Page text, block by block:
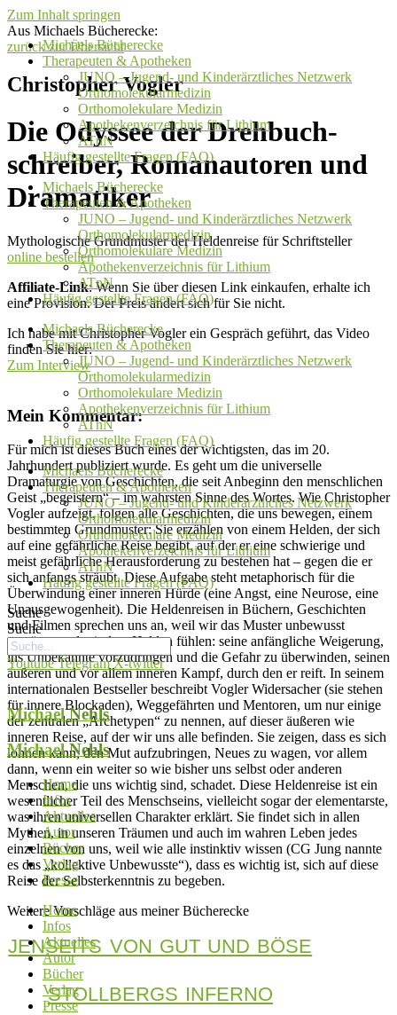
Zum Inhalt springen
Michaels Bücherecke
Therapeuten & Apotheken
JUNO – Jugend- und Kinderärztliches Netzwerk
Orthomolekularmedizin
Orthomolekulare Medizin
Apothekenverzeichnis für Lithium
ATnN
Häufig gestellte Fragen (FAQ)
Michaels Bücherecke
Therapeuten & Apotheken
JUNO – Jugend- und Kinderärztliches Netzwerk
Orthomolekularmedizin
Orthomolekulare Medizin
Apothekenverzeichnis für Lithium
ATnN
Häufig gestellte Fragen (FAQ)
Michaels Bücherecke
Therapeuten & Apotheken
JUNO – Jugend- und Kinderärztliches Netzwerk
Orthomolekularmedizin
Orthomolekulare Medizin
Apothekenverzeichnis für Lithium
ATnN
Häufig gestellte Fragen (FAQ)
Michaels Bücherecke
Therapeuten & Apotheken
JUNO – Jugend- und Kinderärztliches Netzwerk
Orthomolekularmedizin
Orthomolekulare Medizin
Apothekenverzeichnis für Lithium
ATnN
Häufig gestellte Fragen (FAQ)
Suche
Suche
Youtube Telegram X-twitter
MichaelNehls
MichaelNehls
Home
Infos
Aktuelles
Autor
Bücher
Verlag
Presse
Home
Infos
Aktuelles
Autor
Bücher
Verlag
Presse
Aus Michaels Bücherecke:
zurück zur Übersicht
Christopher Vogler
Die Odyssee der Drehbuch-
schreiber, Romanautoren und
Dramatiker
Mythologische Grundmuster der Heldenreise für Schriftsteller
online bestellen
Affiliate-Link: Wenn Sie über diesen Link einkaufen, erhalte ich
eine Provision. Der Preis ändert sich für Sie nicht.
Ich habe mit Christopher Vogler ein Gespräch geführt, das Video
finden Sie hier:
Zum Interview
Mein Kommentar:
Für mich ist dieses Buch eines der wichtigsten, das im 20.
Jahrhundert publiziert wurde. Es geht um die universelle
Dramaturgie von Geschichten, die seit Anbeginn den menschlichen
Geist „begeistern“ – im wahrsten Sinne des Wortes. Wie Christopher
Vogler aufzeigt, folgen alle Geschichten, die uns bewegen, einem
bestimmten Grundmuster: Sie erzählen von einem Helden, der sich
auf eine gefährliche Reise begibt, auf der er eine schwierige und
meist gefährliche Herausforderung zu bestehen hat – gegen die er
sich anfangs sträubt. Diese Aufgabe steht metaphorisch für die
Überwindung einer inneren Hürde (eine Angst, eine Neurose, eine
Unausgewogenheit). Die Heldenreisen in Büchern, Geschichten
und Filmen sprechen uns an, weil wir das Muster unbewusst
erspüren und mit dem Helden fühlen: seine anfängliche Weigerung,
ins Unbekannte vorzudringen und die Gefahr zu überwinden, seinen
äußeren und vor allem inneren Kampf, durch den er reift. In seinem
internationalen Bestseller beschreibt Vogler Widersacher (sie stehen
für innere Blockaden), Weggefährten und Mentoren, um nur einige
der zentralen „Archetypen“ zu nennen, auf dieser äußeren wie
inneren Reise, auf der wir uns alle befinden. Sie zeigen, dass es sich
lohnen kann, den Mut aufzubringen, Neues zu wagen, vor allem
dann, wenn ein weiter so wie bisher uns selbst oder anderen
Menschen, die uns wichtig sind, schadet. Diese Heldenreise ist ein
wesentlicher Teil des Menschseins, vielleicht sogar der elementarste,
was ihren universellen Charakter erklärt. Sie findet sich in allen
Mythen, in unseren Träumen und auch im wahren Leben jedes
einzelnen von uns, weil wie alle instinktiv wissen (CG Jung nannte
es das „kollektive Unbewusste“), dass es wichtig ist, sich auf diese
Reise der Selbsterkenntnis zu begeben.
Weitere Vorschläge aus meiner Bücherecke
JENSEITS VON GUT UND BÖSE
STOLLBERGS INFERNO